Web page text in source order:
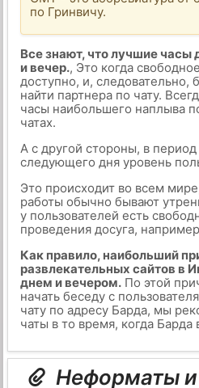
по Гринвичу.
Все знают, что лучшие часы
и вечер., Это когда
доступно, и, следовательно,
найти партнера по чату.
часы наибольшего наплыва
чатах.
А с другой стороны, в
следующего дня уровень
Это происходит во всем
работы обычно бывают
у пользователей есть
проведения досуга,
Как правило, наибольший
развлекательных сайтов в
днем и вечером.По этой
начать беседу с
чату по адресу Барда, мы
чаты в то время, когда
Неформаты и